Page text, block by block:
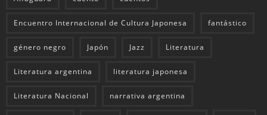
Encuentro Internacional de Cultura Japonesa fantástico
género negro Japón Jazz Literatura
Literatura argentina literatura japonesa
Literatura Nacional narrativa argentina